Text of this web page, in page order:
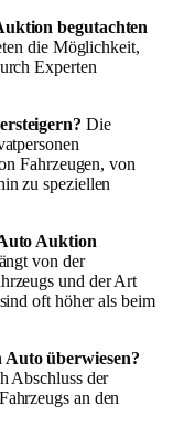
begutachten
die Möglichkeit,
Experten
Die
Fahrzeugen, von
zu speziellen
Auktion
von der
und der Art
oft höher als beim
überwiesen?
Abschluss der
an den